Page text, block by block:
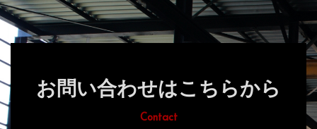
お問い合わせはこちらから
Contact